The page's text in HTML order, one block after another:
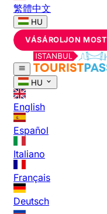
繁體中文
HU
VÁSÁROLJON MOST
HU
English
Español
Italiano
Français
Deutsch